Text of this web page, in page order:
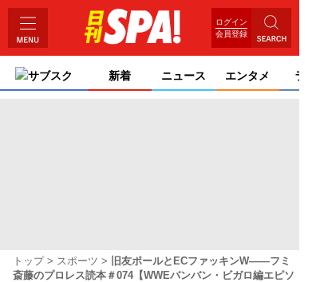
ログイン
会員登録
サブスク 新着 ニュース エンタメ ライ
トップ スポーツ
旧友ポールとECファッキンW――フミ
斎藤のプロレス読本＃074【WWEバンバン・ビガロ編エピソ